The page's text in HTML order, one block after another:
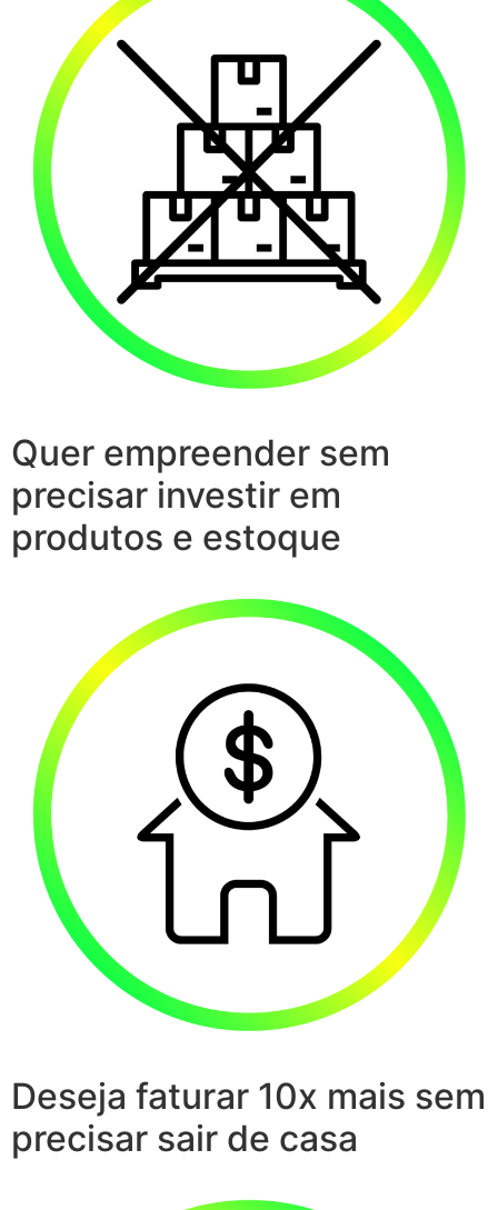
Quer empreender sem
precisar investir em
produtos e estoque
Deseja faturar 10x mais sem
precisar sair de casa